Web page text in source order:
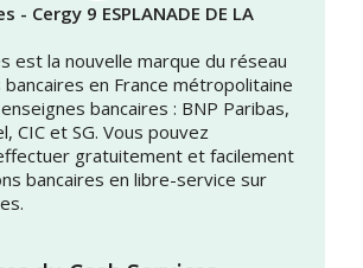
- Cergy 9 ESPLANADE DE LA
est la nouvelle marque du réseau
bancaires en France métropolitaine
bancaires : BNP Paribas,
CIC et SG. Vous pouvez
gratuitement et facilement
bancaires en libre-service sur